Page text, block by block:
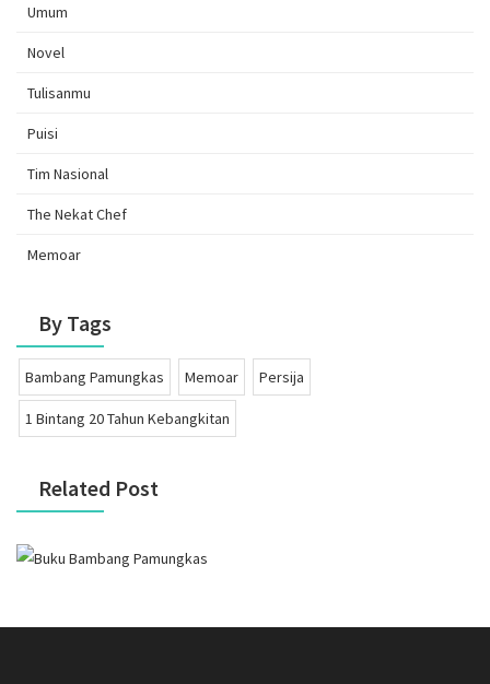
Umum
Novel
Tulisanmu
Puisi
Tim Nasional
The Nekat Chef
Memoar
By Tags
Bambang Pamungkas Memoar Persija
1 Bintang 20 Tahun Kebangkitan
Related Post